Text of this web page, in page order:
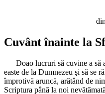
Cuvânt înainte la
Doao lucruri să cuvine a să
easte de la Dumnezeu şi să se
împrotivă aruncă, arătând de
Scriptura până la noi